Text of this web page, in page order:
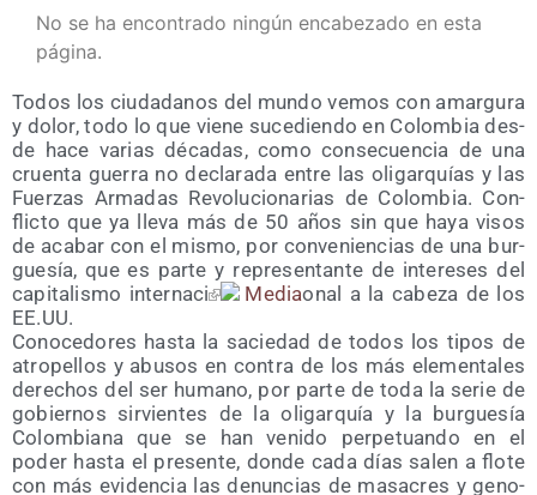
No se ha encontrado ningún encabezado en esta
página.
Todos los ciu­da­da­nos del mun­do vemos con amar­gu­ra
y dolor, todo lo que vie­ne suce­dien­do en Colom­bia des­
de hace varias déca­das, como con­se­cuen­cia de una
cruen­ta gue­rra no decla­ra­da entre las oli­gar­quías y las
Fuer­zas Arma­das Revo­lu­cio­na­rias de Colom­bia. Con­
flic­to que ya lle­va más de 50 años sin que haya visos
de aca­bar con el mis­mo, por con­ve­nien­cias de una bur­
gue­sía, que es par­te y repre­sen­tan­te de intere­ses del
capi­ta­lis­mo inter­na­ci
Mediaonal a la cabe­za de los
EE.UU.
Cono­ce­do­res has­ta la sacie­dad de todos los tipos de
atro­pe­llos y abu­sos en con­tra de los más ele­men­ta­les
dere­chos del ser humano, por par­te de toda la serie de
gobier­nos sir­vien­tes de la oli­gar­quía y la bur­gue­sía
Colom­bia­na que se han veni­do per­pe­tuan­do en el
poder has­ta el pre­sen­te, don­de cada días salen a flo­te
con más evi­den­cia las denun­cias de masa­cres y geno­